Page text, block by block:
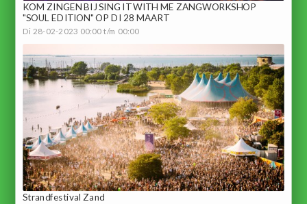
KOM ZINGEN BIJ SING IT WITH ME ZANGWORKSHOP
"SOUL EDITION" OP DI 28 MAART
Di 28-02-2023 00:00 t/m 00:00
Strandfestival Zand